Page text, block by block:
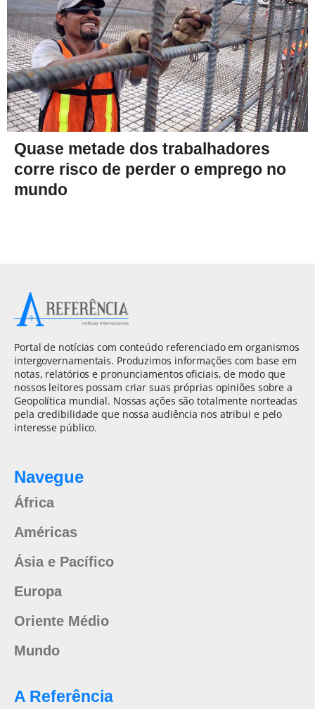
Quase metade dos trabalhadores
corre risco de perder o emprego no
mundo
Portal de notícias com conteúdo referenciado em organismos
intergovernamentais. Produzimos informações com base em
notas, relatórios e pronunciamentos oficiais, de modo que
nossos leitores possam criar suas próprias opiniões sobre a
Geopolítica mundial. Nossas ações são totalmente norteadas
pela credibilidade que nossa audiência nos atribui e pelo
interesse público.
Navegue
África
Américas
Ásia e Pacífico
Europa
Oriente Médio
Mundo
A Referência